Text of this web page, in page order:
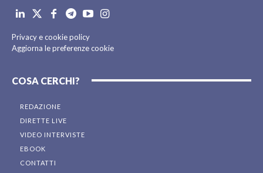
Privacy e cookie policy
Aggiorna le preferenze cookie
COSA CERCHI?
REDAZIONE
DIRETTE LIVE
VIDEO INTERVISTE
EBOOK
CONTATTI